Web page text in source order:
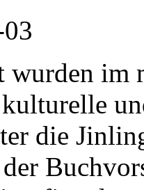
wurden im
die